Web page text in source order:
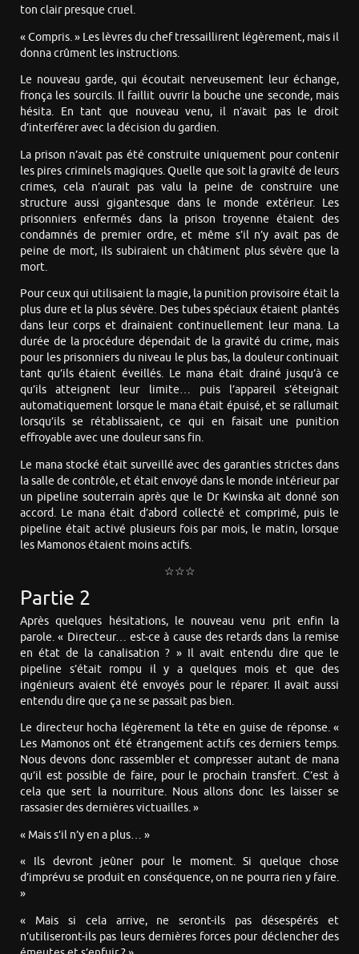
ton clair presque cruel.
« Compris. » Les lèvres du chef tressaillirent légèrement, mais il
donna crûment les instructions.
Le nouveau garde, qui écoutait nerveusement leur échange,
fronça les sourcils. Il faillit ouvrir la bouche une seconde, mais
hésita. En tant que nouveau venu, il n’avait pas le droit
d’interférer avec la décision du gardien.
La prison n’avait pas été construite uniquement pour contenir
les pires criminels magiques. Quelle que soit la gravité de leurs
crimes, cela n’aurait pas valu la peine de construire une
structure aussi gigantesque dans le monde extérieur. Les
prisonniers enfermés dans la prison troyenne étaient des
condamnés de premier ordre, et même s’il n’y avait pas de
peine de mort, ils subiraient un châtiment plus sévère que la
mort.
Pour ceux qui utilisaient la magie, la punition provisoire était la
plus dure et la plus sévère. Des tubes spéciaux étaient plantés
dans leur corps et drainaient continuellement leur mana. La
durée de la procédure dépendait de la gravité du crime, mais
pour les prisonniers du niveau le plus bas, la douleur continuait
tant qu’ils étaient éveillés. Le mana était drainé jusqu’à ce
qu’ils atteignent leur limite… puis l’appareil s’éteignait
automatiquement lorsque le mana était épuisé, et se rallumait
lorsqu’ils se rétablissaient, ce qui en faisait une punition
effroyable avec une douleur sans fin.
Le mana stocké était surveillé avec des garanties strictes dans
la salle de contrôle, et était envoyé dans le monde intérieur par
un pipeline souterrain après que le Dr Kwinska ait donné son
accord. Le mana était d’abord collecté et comprimé, puis le
pipeline était activé plusieurs fois par mois, le matin, lorsque
les Mamonos étaient moins actifs.
☆☆☆
Partie 2
Après quelques hésitations, le nouveau venu prit enfin la
parole. « Directeur… est-ce à cause des retards dans la remise
en état de la canalisation ? » Il avait entendu dire que le
pipeline s’était rompu il y a quelques mois et que des
ingénieurs avaient été envoyés pour le réparer. Il avait aussi
entendu dire que ça ne se passait pas bien.
Le directeur hocha légèrement la tête en guise de réponse. «
Les Mamonos ont été étrangement actifs ces derniers temps.
Nous devons donc rassembler et compresser autant de mana
qu’il est possible de faire, pour le prochain transfert. C’est à
cela que sert la nourriture. Nous allons donc les laisser se
rassasier des dernières victuailles. »
« Mais s’il n’y en a plus… »
« Ils devront jeûner pour le moment. Si quelque chose
d’imprévu se produit en conséquence, on ne pourra rien y faire.
»
« Mais si cela arrive, ne seront-ils pas désespérés et
n’utiliseront-ils pas leurs dernières forces pour déclencher des